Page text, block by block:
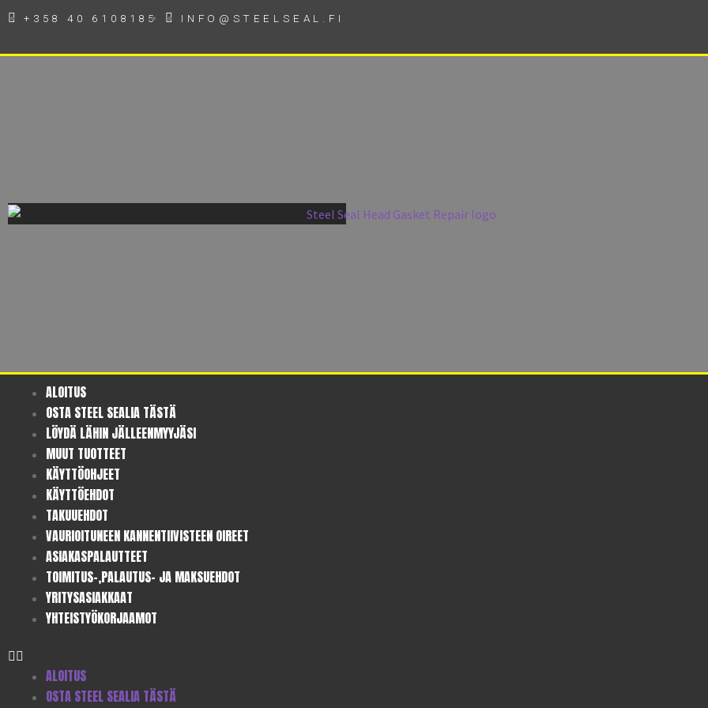
+358 40 6108185 INFO@STEELSEAL.FI
ALOITUS
OSTA STEEL SEALIA TÄSTÄ
LÖYDÄ LÄHIN JÄLLEENMYYJÄSI
MUUT TUOTTEET
KÄYTTÖOHJEET
KÄYTTÖEHDOT
TAKUUEHDOT
VAURIOITUNEEN KANNENTIIVISTEEN OIREET
ASIAKASPALAUTTEET
TOIMITUS-,PALAUTUS- JA MAKSUEHDOT
YRITYSASIAKKAAT
YHTEISTYÖKORJAAMOT
ALOITUS
OSTA STEEL SEALIA TÄSTÄ